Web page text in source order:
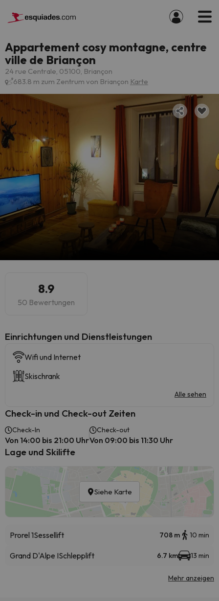
Appartement cosy montagne, centre
ville de Briançon
24 rue Centrale, 05100, Briançon
683.8 m zum Zentrum von Briançon Karte
8.9
50 Bewertungen
​Einrichtungen und Dienstleistungen
Wifi und Internet
Skischrank
Alle sehen
Check-in und Check-out Zeiten
Check-In
Von 14:00 bis 21:00 Uhr
Check-out
Von 09:00 bis 11:30 Uhr
Lage und Skilifte
Siehe Karte
Prorel 1Sessellift 708 m 10 min
Grand D'Alpe ISchlepplift 6.7 km 13 min
Mehr anzeigen